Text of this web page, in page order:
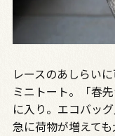
レースのあしらい
ミニトート。「春
に入り。エコバッ
急に荷物が増えても